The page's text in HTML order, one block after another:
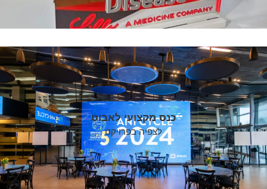
כנס מקצועי לאבוט
לצפיה בפרויקט